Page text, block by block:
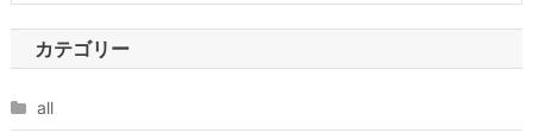
カテゴリー
all